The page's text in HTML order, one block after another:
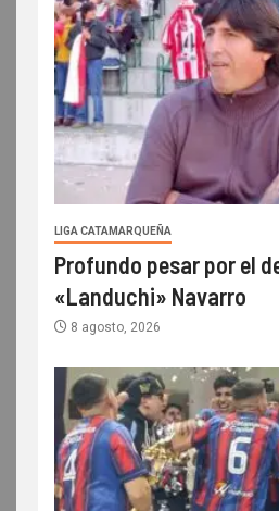
LIGA CATAMARQUEÑA
Profundo pesar por el
«Landuchi» Navarro
8 agosto, 2026